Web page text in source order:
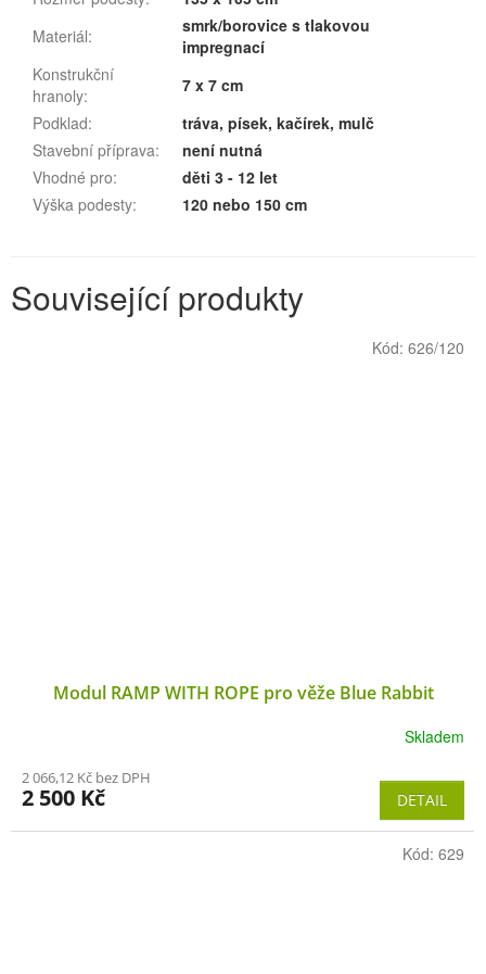
Materiál:
smrk/borovice s tlakovou
impregnací
Konstrukční
hranoly:
7 x 7 cm
Podklad:
tráva, písek, kačírek, mulč
Stavební příprava:
není nutná
Vhodné pro:
děti 3 - 12 let
Výška podesty: 120 nebo 150 cm
Související produkty
Modul RAMP WITH ROPE pro věže Blue Rabbit
Skladem
2 066,12 Kč bez DPH
2 500 Kč DETAIL
Kód: 626/120
Kód: 629